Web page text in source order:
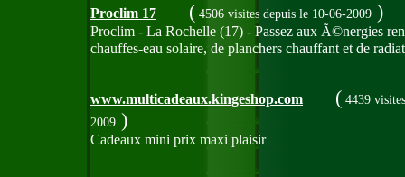
Proclim 17 ( 4506 visites depuis le 10-06-2009 )
Proclim - La Rochelle (17) - Passez aux Ã©nergies
chauffes-eau solaire, de planchers chauffant et de
www.multicadeaux.kingeshop.com ( 4439
2009 )
Cadeaux mini prix maxi plaisir